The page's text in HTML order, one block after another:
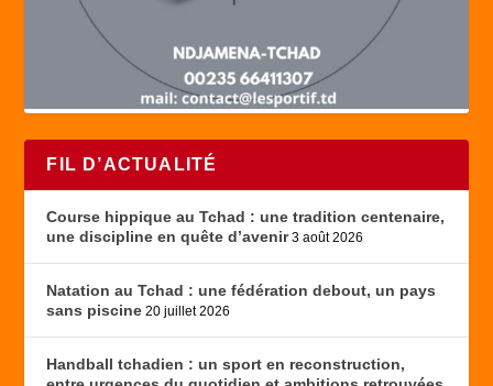
FIL D’ACTUALITÉ
Course hippique au Tchad : une tradition centenaire,
une discipline en quête d’avenir 3 août 2026
Natation au Tchad : une fédération debout, un pays
sans piscine 20 juillet 2026
Handball tchadien : un sport en reconstruction,